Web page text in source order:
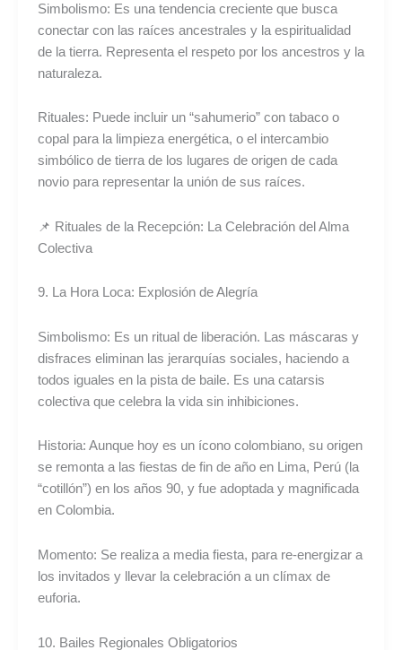
Simbolismo: Es una tendencia creciente que busca
conectar con las raíces ancestrales y la espiritualidad
de la tierra. Representa el respeto por los ancestros y la
naturaleza.
Rituales: Puede incluir un “sahumerio” con tabaco o
copal para la limpieza energética, o el intercambio
simbólico de tierra de los lugares de origen de cada
novio para representar la unión de sus raíces.
📌 Rituales de la Recepción: La Celebración del Alma
Colectiva
9. La Hora Loca: Explosión de Alegría
Simbolismo: Es un ritual de liberación. Las máscaras y
disfraces eliminan las jerarquías sociales, haciendo a
todos iguales en la pista de baile. Es una catarsis
colectiva que celebra la vida sin inhibiciones.
Historia: Aunque hoy es un ícono colombiano, su origen
se remonta a las fiestas de fin de año en Lima, Perú (la
“cotillón”) en los años 90, y fue adoptada y magnificada
en Colombia.
Momento: Se realiza a media fiesta, para re-energizar a
los invitados y llevar la celebración a un clímax de
euforia.
10. Bailes Regionales Obligatorios